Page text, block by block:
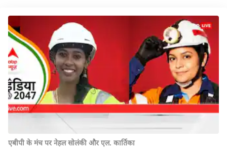
एबीपी के मंच पर नेहल सोलंकी और एल. कार्तिका